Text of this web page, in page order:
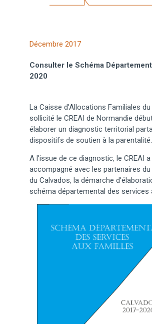
Décembre 2017
Consulter le Schéma
2020
La Caisse d’Allocations Familiales
sollicité le CREAI de Normandie
élaborer un diagnostic territorial
dispositifs de soutien à la parentalité.
A l’issue de ce diagnostic, le CREAI a
accompagné avec les partenaires
du Calvados, la démarche
schéma départemental des services